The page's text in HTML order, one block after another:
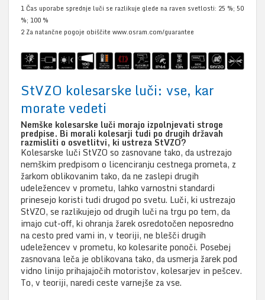
1 Čas uporabe sprednje luči se razlikuje glede na raven svetlosti: 25 %; 50
%; 100 %
2 Za natančne pogoje obiščite www.osram.com/guarantee
StVZO kolesarske luči: vse, kar
morate vedeti
Nemške kolesarske luči morajo izpolnjevati stroge
predpise. Bi morali kolesarji tudi po drugih državah
razmisliti o osvetlitvi, ki ustreza StVZO?
Kolesarske luči StVZO so zasnovane tako, da ustrezajo
nemškim predpisom o licenciranju cestnega prometa, z
žarkom oblikovanim tako, da ne zaslepi drugih
udeležencev v prometu, lahko varnostni standardi
prinesejo koristi tudi drugod po svetu. Luči, ki ustrezajo
StVZO, se razlikujejo od drugih luči na trgu po tem, da
imajo cut-off, ki ohranja žarek osredotočen neposredno
na cesto pred vami in, v teoriji, ne blešči drugih
udeležencev v prometu, ko kolesarite ponoči. Posebej
zasnovana leča je oblikovana tako, da usmerja žarek pod
vidno linijo prihajajočih motoristov, kolesarjev in pešcev.
To, v teoriji, naredi ceste varnejše za vse.